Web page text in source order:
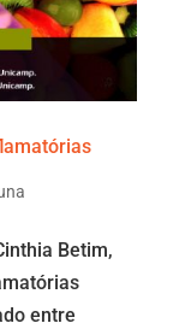
Betim,
entre